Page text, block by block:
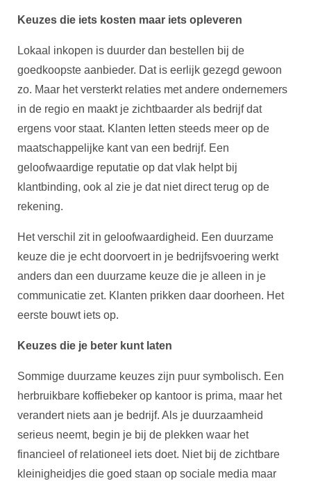
Keuzes die iets kosten maar iets opleveren
Lokaal inkopen is duurder dan bestellen bij de
goedkoopste aanbieder. Dat is eerlijk gezegd gewoon
zo. Maar het versterkt relaties met andere ondernemers
in de regio en maakt je zichtbaarder als bedrijf dat
ergens voor staat. Klanten letten steeds meer op de
maatschappelijke kant van een bedrijf. Een
geloofwaardige reputatie op dat vlak helpt bij
klantbinding, ook al zie je dat niet direct terug op de
rekening.
Het verschil zit in geloofwaardigheid. Een duurzame
keuze die je echt doorvoert in je bedrijfsvoering werkt
anders dan een duurzame keuze die je alleen in je
communicatie zet. Klanten prikken daar doorheen. Het
eerste bouwt iets op.
Keuzes die je beter kunt laten
Sommige duurzame keuzes zijn puur symbolisch. Een
herbruikbare koffiebeker op kantoor is prima, maar het
verandert niets aan je bedrijf. Als je duurzaamheid
serieus neemt, begin je bij de plekken waar het
financieel of relationeel iets doet. Niet bij de zichtbare
kleinigheidjes die goed staan op sociale media maar